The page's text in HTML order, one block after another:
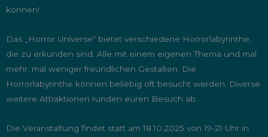
können!
Das „Horror Universe“ bietet verschiedene Horrorlabyrinthe,
die zu erkunden sind. Alle mit einem eigenen Thema und mal
mehr, mal weniger freundlichen Gestalten. Die
Horrorlabyrinthe können beliebig oft besucht werden. Diverse
weitere Attraktionen runden euren Besuch ab.
Die Veranstaltung findet statt am 18.10.2025 von 19-21 Uhr in